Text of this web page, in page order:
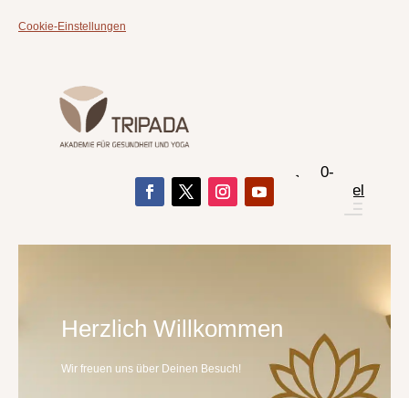
Cookie-Einstellungen
0-
Artikel
Herzlich Willkommen
Wir freuen uns über Deinen Besuch!